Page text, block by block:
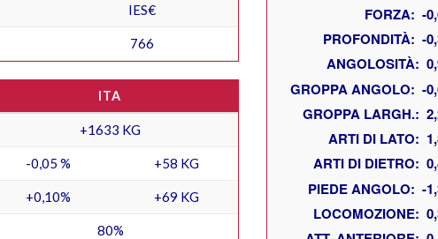
IES€
766
ITA
+1633 KG
-0,05 % +58 KG
+0,10% +69 KG
80%